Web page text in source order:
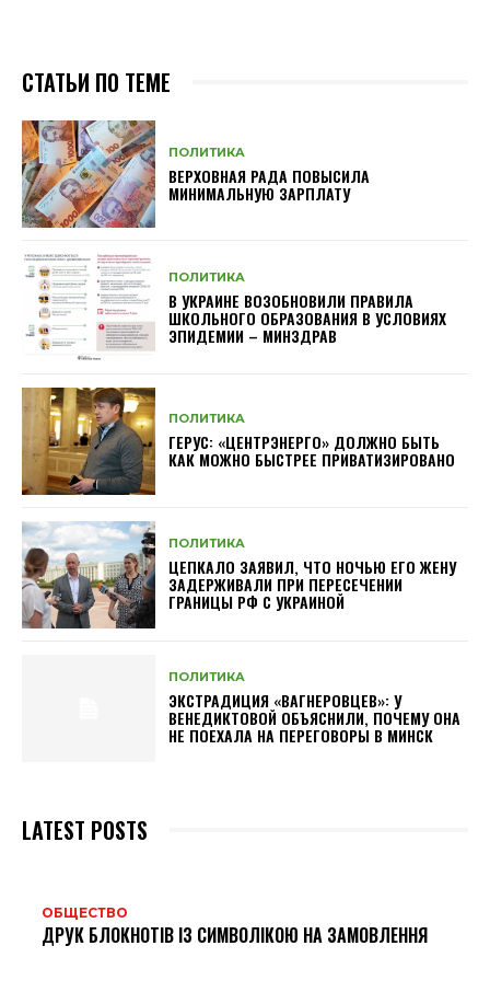
СТАТЬИ ПО ТЕМЕ
ПОЛИТИКА
ВЕРХОВНАЯ РАДА ПОВЫСИЛА
МИНИМАЛЬНУЮ ЗАРПЛАТУ
ПОЛИТИКА
В УКРАИНЕ ВОЗОБНОВИЛИ ПРАВИЛА
ШКОЛЬНОГО ОБРАЗОВАНИЯ В УСЛОВИЯХ
ЭПИДЕМИИ – МИНЗДРАВ
ПОЛИТИКА
ГЕРУС: «ЦЕНТРЭНЕРГО» ДОЛЖНО БЫТЬ
КАК МОЖНО БЫСТРЕЕ ПРИВАТИЗИРОВАНО
ПОЛИТИКА
ЦЕПКАЛО ЗАЯВИЛ, ЧТО НОЧЬЮ ЕГО ЖЕНУ
ЗАДЕРЖИВАЛИ ПРИ ПЕРЕСЕЧЕНИИ
ГРАНИЦЫ РФ С УКРАИНОЙ
ПОЛИТИКА
ЭКСТРАДИЦИЯ «ВАГНЕРОВЦЕВ»: У
ВЕНЕДИКТОВОЙ ОБЪЯСНИЛИ, ПОЧЕМУ ОНА
НЕ ПОЕХАЛА НА ПЕРЕГОВОРЫ В МИНСК
LATEST POSTS
ОБЩЕСТВО
ДРУК БЛОКНОТІВ ІЗ СИМВОЛІКОЮ НА ЗАМОВЛЕННЯ